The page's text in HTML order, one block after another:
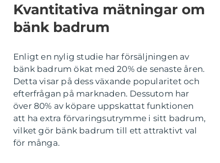
Kvantitativa mätningar om
bänk badrum
Enligt en nylig studie har försäljningen av
bänk badrum ökat med 20% de senaste åren.
Detta visar på dess växande popularitet och
efterfrågan på marknaden. Dessutom har
över 80% av köpare uppskattat funktionen
att ha extra förvaringsutrymme i sitt badrum,
vilket gör bänk badrum till ett attraktivt val
för många.